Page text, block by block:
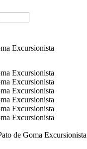
de Goma Excursionista